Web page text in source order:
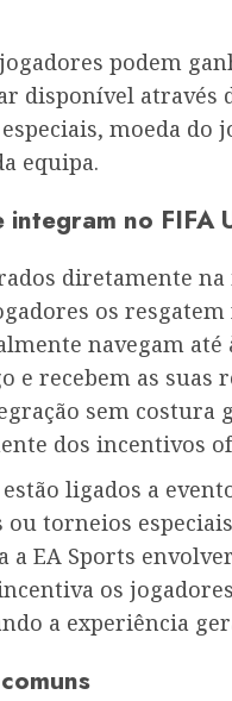
podem
disponível através
moeda do
equipa.
no FIFA
diretamente
os
navegam até
e recebem as suas
sem costura
dos incentivos
ligados a
ou torneios
EA Sports
os
a experiência